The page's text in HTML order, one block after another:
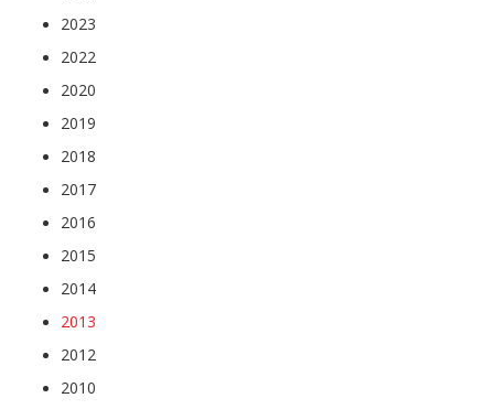
2023
2022
2020
2019
2018
2017
2016
2015
2014
2013
2012
2010